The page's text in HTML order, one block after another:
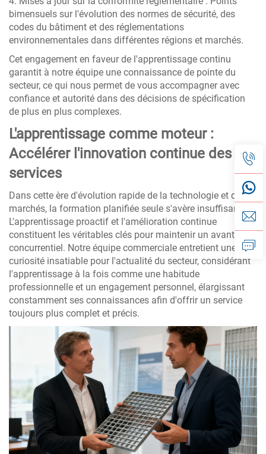
bimensuels sur l'évolution des normes de sécurité, des
codes du bâtiment et des réglementations
environnementales dans différentes régions et marchés.
Cet engagement en faveur de l'apprentissage continu
garantit à notre équipe une connaissance de pointe du
secteur, ce qui nous permet de vous accompagner avec
confiance et autorité dans des décisions de spécification
de plus en plus complexes.
L'apprentissage comme moteur :
Accélérer l'innovation continue des
services
Dans cette ère d'évolution rapide de la technologie et des
marchés, la formation planifiée seule s'avère insuffisante.
L'apprentissage proactif et l'amélioration continue
constituent les véritables clés pour maintenir un avantage
concurrentiel. Notre équipe commerciale entretient une
curiosité insatiable pour l'actualité du secteur, considérant
l'apprentissage à la fois comme une habitude
professionnelle et un engagement personnel, élargissant
constamment ses connaissances afin d'offrir un service
toujours plus complet et précis.